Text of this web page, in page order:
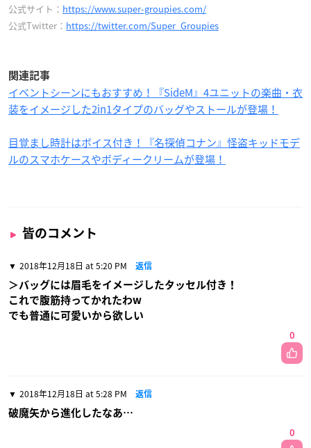
公式サイト： https://www.super-groupies.com/
公式Twitter： https://twitter.com/Super_Groupies
関連記事
イベントシーンにもおすすめ！『SideM』4ユニットの楽曲・衣
装をイメージした2in1タイプのバッグやストールが登場！
目覚まし時計はボイス付き！『名探偵コナン』怪盗キッドモデ
ルのスマホケースやボディークリームが登場！
皆のコメント
2018年12月18日 at 5:20 PM 返信
＞バッグには眉毛をイメージしたタッセル付き！
これで腹筋持ってかれたわw
でも普通に可愛いから欲しい
0
2018年12月18日 at 5:28 PM 返信
破魔矢から進化したなあ…
0